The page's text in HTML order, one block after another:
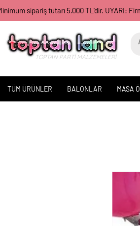
sipariş tutarı 5.000 TL'dir. UYARI:
TOPTAN PARTİ MALZEMELERİ
TÜM ÜRÜNLER BALONLAR MASA